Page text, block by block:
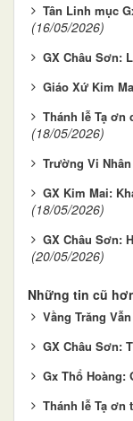
Tân Linh mục
(16/05/2026)
GX Châu Sơn:
Giáo Xứ Kim
Thánh lễ Tạ ơn
(18/05/2026)
Trường Vi
GX Kim Mai:
(18/05/2026)
GX Châu Sơn:
(20/05/2026)
Những tin cũ
Vầng Trăng
GX Châu Sơn:
Gx Thổ Hoàng:
Thánh lễ Tạ ơn